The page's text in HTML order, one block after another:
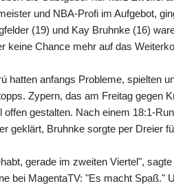
und NBA-Profi im Aufgebot,
(19) und Kay Bruhnke (16)
keine Chance mehr auf das
hatten anfangs Probleme, spielten
Zypern, das am Freitag gegen
gestalten. Nach einem 18:1-
geklärt, Bruhnke sorgte per Dreier
gerade im zweiten Viertel",
bei MagentaTV: "Es macht Spaß."